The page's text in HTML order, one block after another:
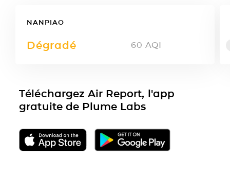
NANPIAO
Dégradé 60 AQI
Téléchargez Air Report, l'app
gratuite de Plume Labs